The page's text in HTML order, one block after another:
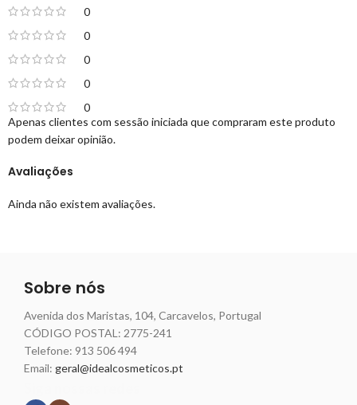
0
0
0
0
0
Avaliações
Ainda não existem avaliações.
Apenas clientes com sessão iniciada que compraram este produto
podem deixar opinião.
Sobre nós
Avenida dos Maristas, 104, Carcavelos, Portugal
CÓDIGO POSTAL: 2775-241
Telefone: 913 506 494
Email: geral@idealcosmeticos.pt